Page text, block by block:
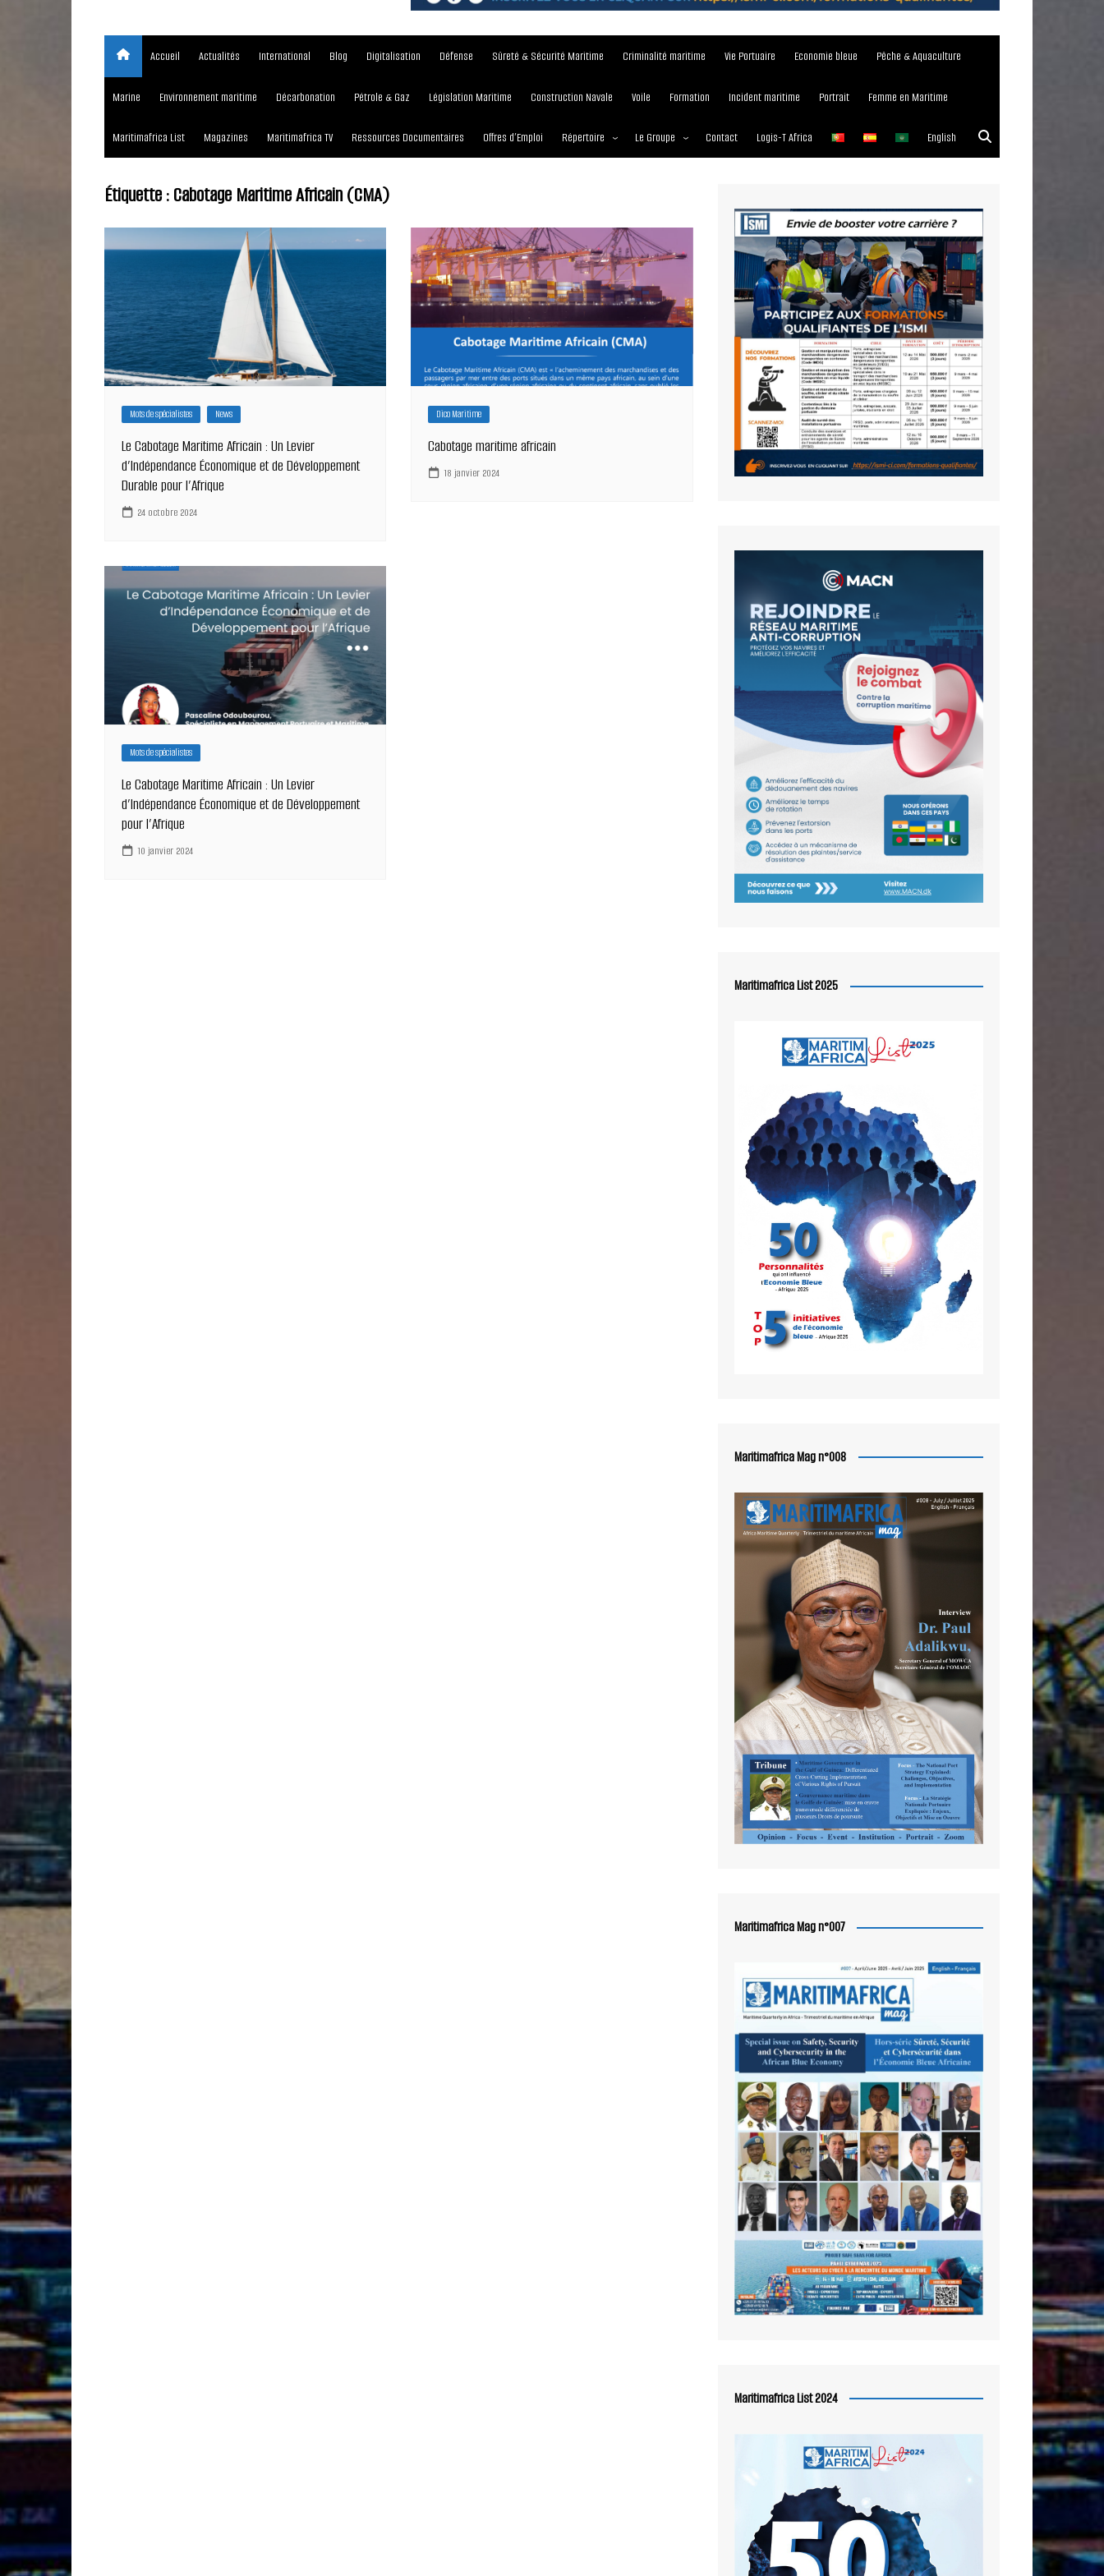
Accueil Actualités International Blog Digitalisation Défense Sûreté & Sécurité Maritime Criminalité maritime Vie Portuaire Economie bleue Pêche & Aquaculture
Marine Environnement maritime Décarbonation Pétrole & Gaz Législation Maritime Construction Navale Voile Formation Incident maritime Portrait Femme en Maritime
Maritimafrica List Magazines Maritimafrica TV Ressources Documentaires Offres d’Emploi Répertoire
Journées
Ports
Entreprises maritimes
Le Groupe
Nos Magazines
Communiqué de presse
Media Partner 2019 – 2023
Maritimafrica Awards
Contact Logis-T Africa English
Étiquette :Cabotage Maritime Africain (CMA)
Mots de spécialistes News
Le Cabotage Maritime Africain : Un Levier
d’Indépendance Économique et de Développement
Durable pour l’Afrique
24 octobre 2024
Dico Maritime
Cabotage maritime africain
18 janvier 2024
Mots de spécialistes
Le Cabotage Maritime Africain : Un Levier
d’Indépendance Économique et de Développement
pour l’Afrique
10 janvier 2024
Maritimafrica List 2025
Maritimafrica Mag n°008
Maritimafrica Mag n°007
Maritimafrica List 2024